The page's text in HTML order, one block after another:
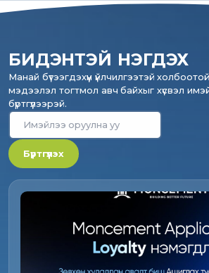
БИДЭНТЭЙ НЭГДЭХ
Манай бүтээгдэхүүн үйлчилгээтэй
мэдээлэл тогтмол авч байхыг хүсвэл
бүртгүүлээрэй.
Бүртгүүлэх